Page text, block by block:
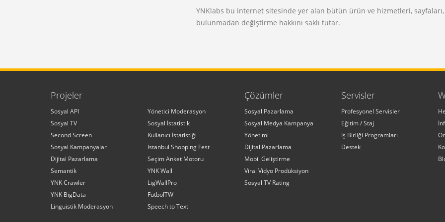
YNKlabs bu internet sitesinde yer alan bütün ürün ve hizmetleri,
bulunmadan değiştirme hakkını saklı tutar.
Projeler
Sosyal API
Sosyal TV
Second Screen
Sosyal Kampanyalar
Dijital Pazarlama
Semantik
YNK Crawler
YNK BigData
Linguistik Moderasyon
Yönetici Moderasyon
Sosyal İstatistik
Kullanıcı İstatistiği
İstanbul Shopping Fest
Seçim Anket Motoru
YNK Wall
LigWallPro
FutbolTW
Speech to Text
Çözümler
Sosyal Pazarlama
Sosyal Medya Kampanya
Yönetimi
Dijital Pazarlama
Mobil Geliştirme
Viral Vidyo Prodüksiyon
Sosyal TV Rating
Servisler
Profesyonel Servisler
Eğitim / Staj
İş Birliği Programları
Destek